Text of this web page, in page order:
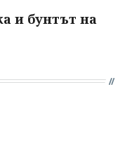
и бунтът на